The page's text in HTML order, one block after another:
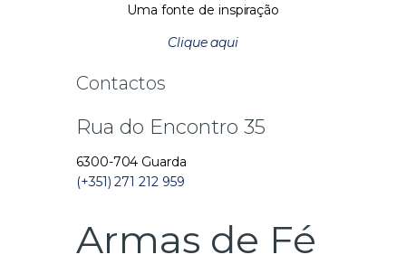
Uma fonte de inspiração
Clique aqui
Contactos
Rua do Encontro 35
6300-704 Guarda
(+351) 271 212 959
Armas de Fé